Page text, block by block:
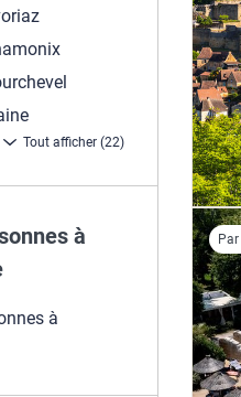
Tout afficher (22)
à
à
Par